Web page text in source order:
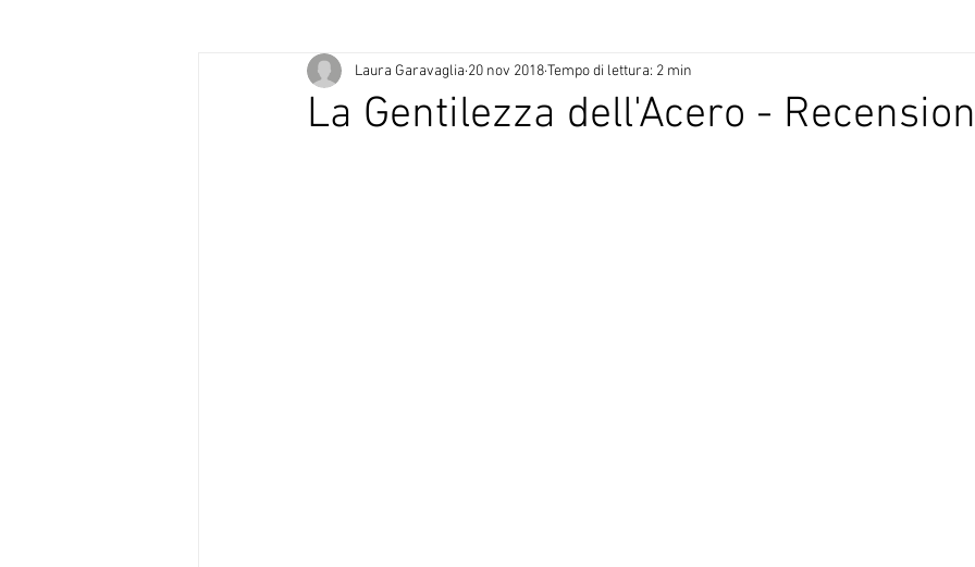
Poeti e Slammer Articoli Pubblicazioni
La Gentilezza dell'Acero -
Laura Garavaglia 20 nov 2018Tempo di lettura: 2 min